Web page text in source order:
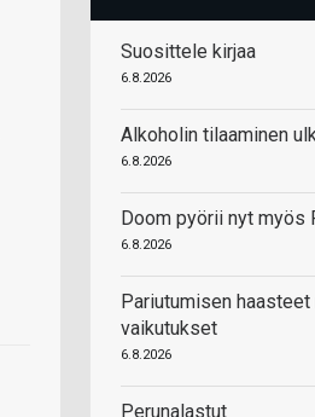
Suosittele kirjaa
6.8.2026
Alkoholin tilaaminen
6.8.2026
Doom pyörii nyt myös
6.8.2026
Pariutumisen
vaikutukset
6.8.2026
Perunalastut